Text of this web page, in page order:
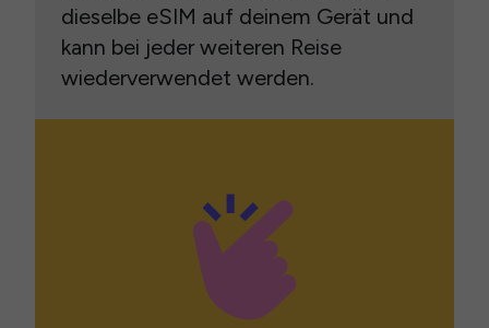
dieselbe eSIM auf deinem Gerät und
kann bei jeder weiteren Reise
wiederverwendet werden.